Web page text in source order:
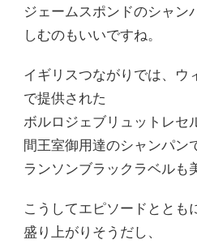
ジェームスポンドのシャン
しむのもいいですね。
イギリスつながりでは、ウ
で提供された
ボルロジェブリュットレセ
間王室御用達のシャンパン
ランソンブラックラベルも
こうしてエピソードととも
盛り上がりそうだし、